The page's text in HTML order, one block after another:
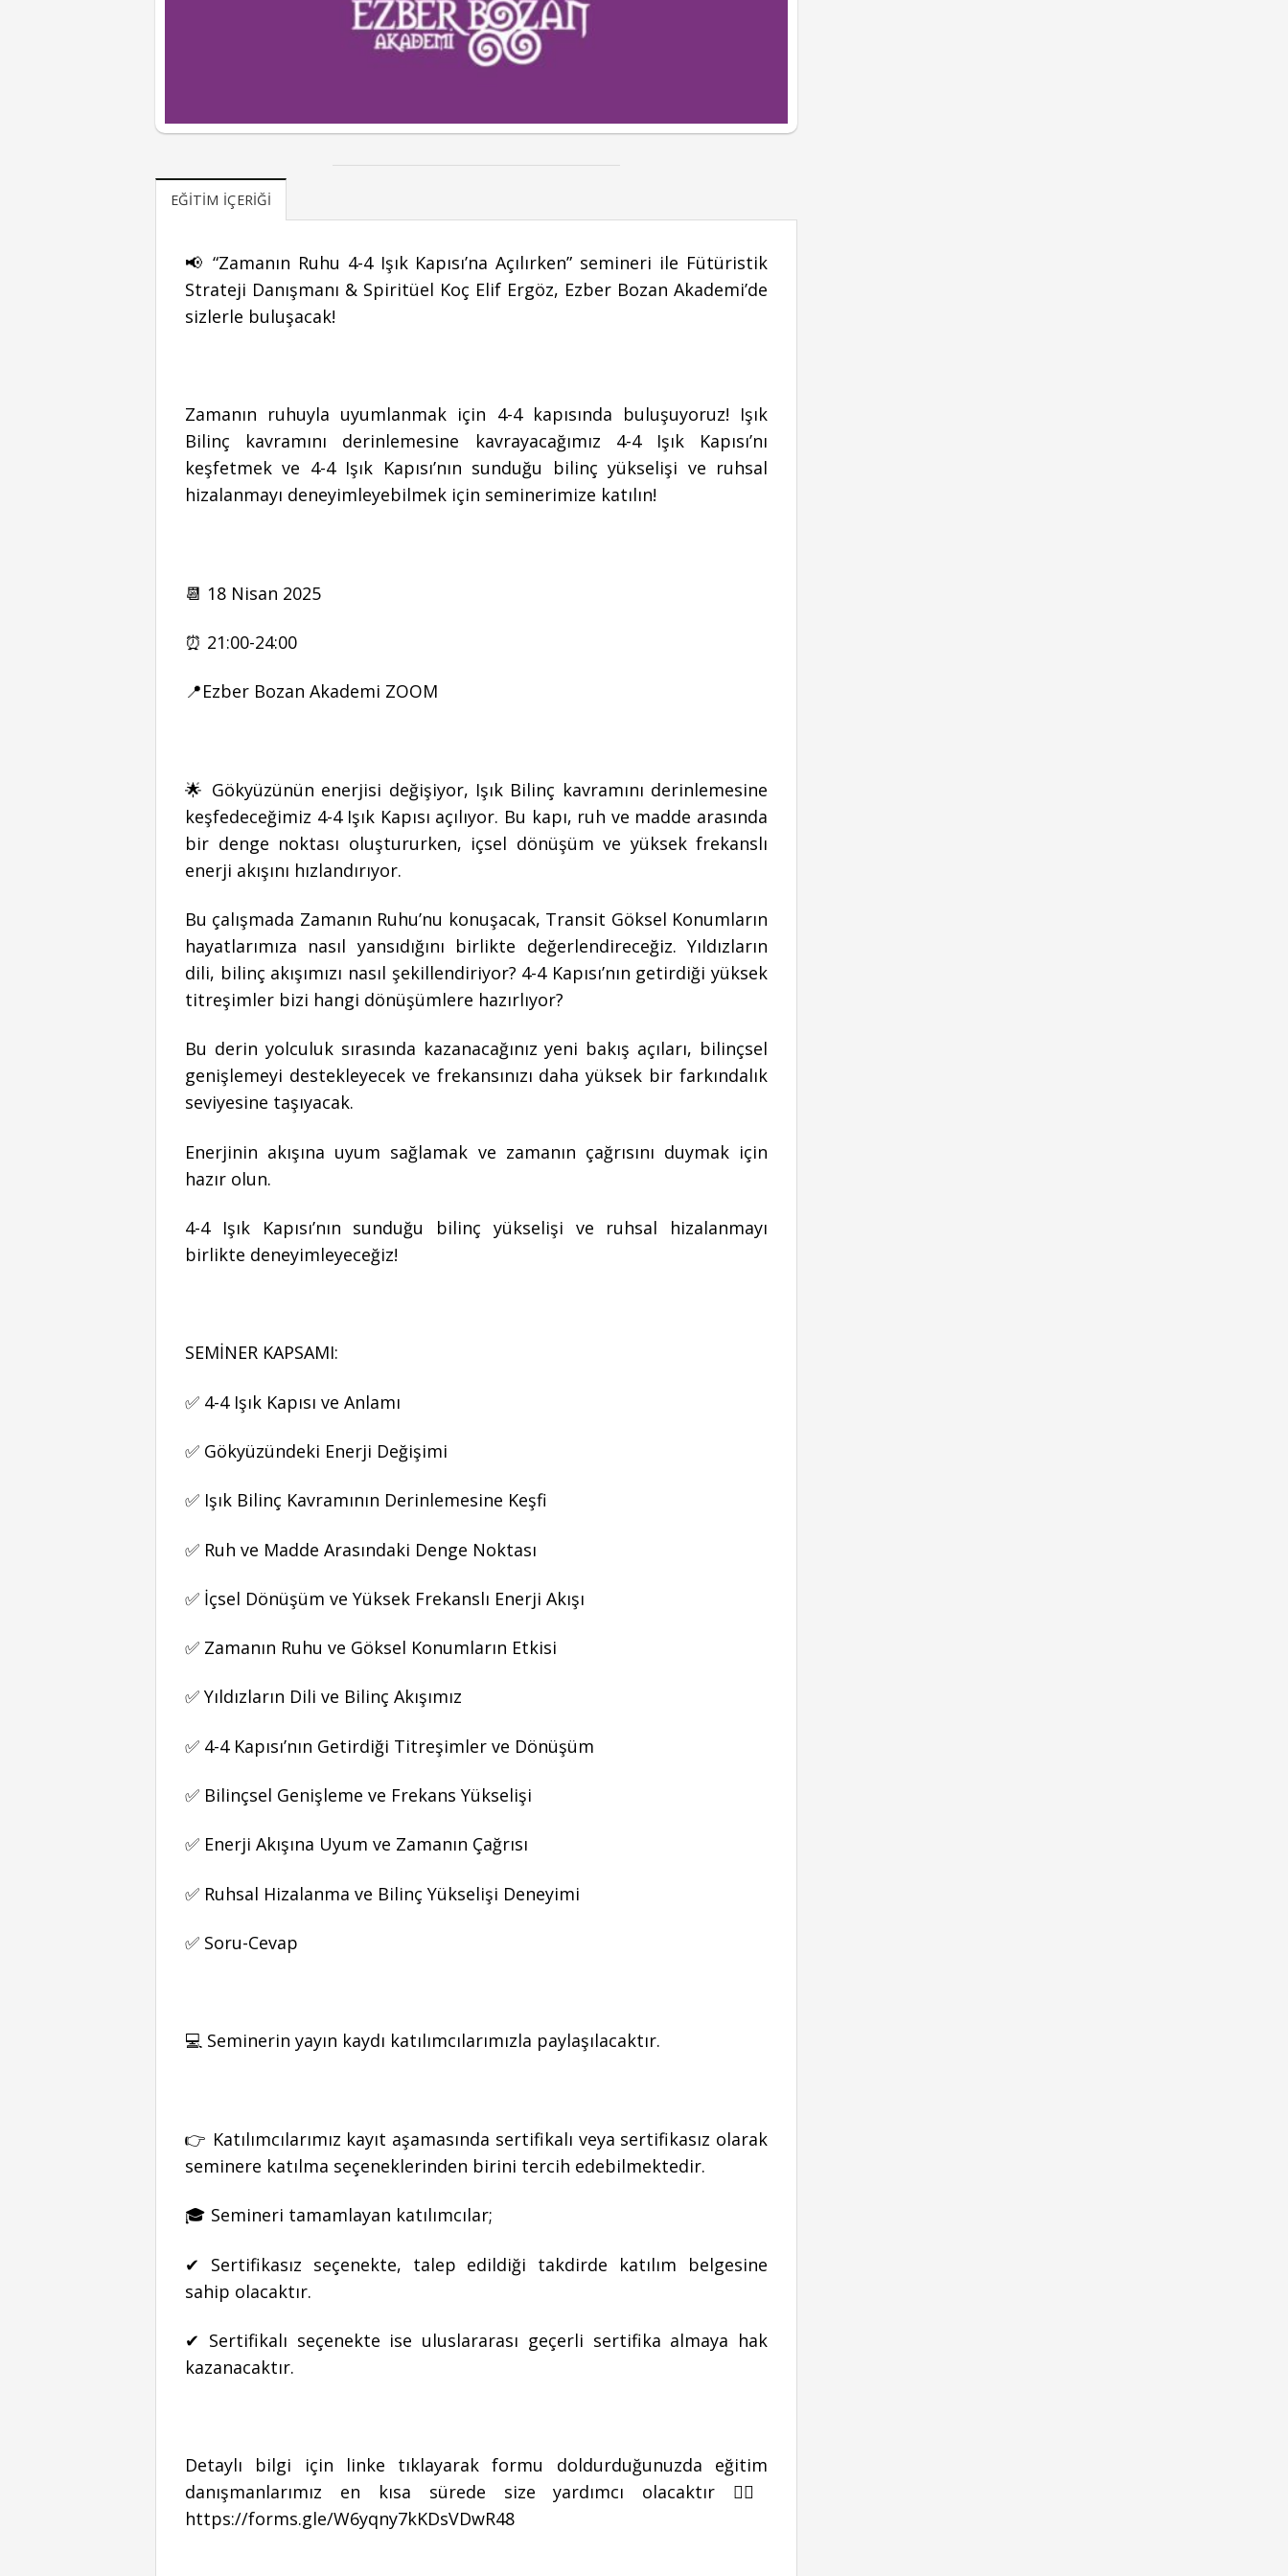
EĞITIM İÇERIĞI
📢 “Zamanın Ruhu 4-4 Işık Kapısı’na Açılırken” semineri ile Fütüristik
Strateji Danışmanı & Spiritüel Koç Elif Ergöz, Ezber Bozan Akademi’de
sizlerle buluşacak!
Zamanın ruhuyla uyumlanmak için 4-4 kapısında buluşuyoruz! Işık
Bilinç kavramını derinlemesine kavrayacağımız 4-4 Işık Kapısı’nı
keşfetmek ve 4-4 Işık Kapısı’nın sunduğu bilinç yükselişi ve ruhsal
hizalanmayı deneyimleyebilmek için seminerimize katılın!
📆 18 Nisan 2025
⏰ 21:00-24:00
📍Ezber Bozan Akademi ZOOM
🌟 Gökyüzünün enerjisi değişiyor, Işık Bilinç kavramını derinlemesine
keşfedeceğimiz 4-4 Işık Kapısı açılıyor. Bu kapı, ruh ve madde arasında
bir denge noktası oluştururken, içsel dönüşüm ve yüksek frekanslı
enerji akışını hızlandırıyor.
Bu çalışmada Zamanın Ruhu’nu konuşacak, Transit Göksel Konumların
hayatlarımıza nasıl yansıdığını birlikte değerlendireceğiz. Yıldızların
dili, bilinç akışımızı nasıl şekillendiriyor? 4-4 Kapısı’nın getirdiği yüksek
titreşimler bizi hangi dönüşümlere hazırlıyor?
Bu derin yolculuk sırasında kazanacağınız yeni bakış açıları, bilinçsel
genişlemeyi destekleyecek ve frekansınızı daha yüksek bir farkındalık
seviyesine taşıyacak.
Enerjinin akışına uyum sağlamak ve zamanın çağrısını duymak için
hazır olun.
4-4 Işık Kapısı’nın sunduğu bilinç yükselişi ve ruhsal hizalanmayı
birlikte deneyimleyeceğiz!
SEMİNER KAPSAMI:
✅ 4-4 Işık Kapısı ve Anlamı
✅ Gökyüzündeki Enerji Değişimi
✅ Işık Bilinç Kavramının Derinlemesine Keşfi
✅ Ruh ve Madde Arasındaki Denge Noktası
✅ İçsel Dönüşüm ve Yüksek Frekanslı Enerji Akışı
✅ Zamanın Ruhu ve Göksel Konumların Etkisi
✅ Yıldızların Dili ve Bilinç Akışımız
✅ 4-4 Kapısı’nın Getirdiği Titreşimler ve Dönüşüm
✅ Bilinçsel Genişleme ve Frekans Yükselişi
✅ Enerji Akışına Uyum ve Zamanın Çağrısı
✅ Ruhsal Hizalanma ve Bilinç Yükselişi Deneyimi
✅ Soru-Cevap
💻 Seminerin yayın kaydı katılımcılarımızla paylaşılacaktır.
👉 Katılımcılarımız kayıt aşamasında sertifikalı veya sertifikasız olarak
seminere katılma seçeneklerinden birini tercih edebilmektedir.
🎓 Semineri tamamlayan katılımcılar;
✔ Sertifikasız seçenekte, talep edildiği takdirde katılım belgesine
sahip olacaktır.
✔ Sertifikalı seçenekte ise uluslararası geçerli sertifika almaya hak
kazanacaktır.
Detaylı bilgi için linke tıklayarak formu doldurduğunuzda eğitim
danışmanlarımız en kısa sürede size yardımcı olacaktır 👉🏻
https://forms.gle/W6yqny7kKDsVDwR48